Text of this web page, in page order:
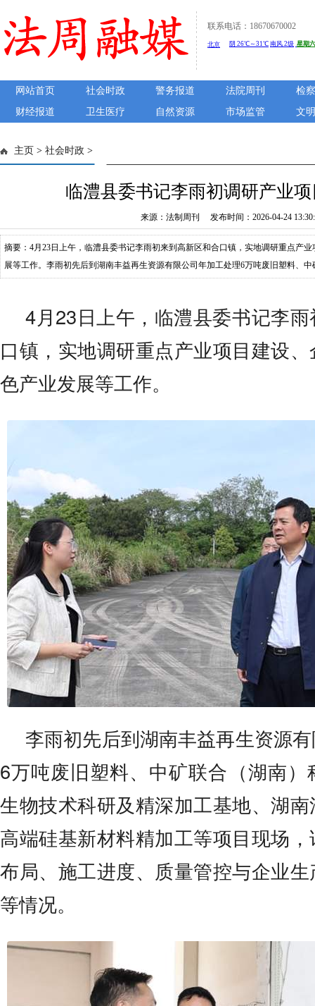
联系电话：18670670002
网站首页 社会时政 警务报道 法院周刊
检
财经报道
卫生医疗 自然资源 市场监管 文
主页 > 社会时政 >
临澧县委书记李雨初调研产业
来源：法制周刊 发布时间：2026-04-24
摘要：4月23日上午，临澧县委书记李雨初来到高新区和合口镇，实地调研重点产
展等工作。李雨初先后到湖南丰益再生资源有限公司年加工处理6万吨废旧塑料、
4月23日上午，临澧县委书记李
口镇，实地调研重点产业项目建设
色产业发展等工作。
李雨初先后到湖南丰益再生资源
6万吨废旧塑料、中矿联合（湖南
生物技术科研及精深加工基地、湖
高端硅基新材料精加工等项目现场
布局、施工进度、质量管控与企业
等情况。